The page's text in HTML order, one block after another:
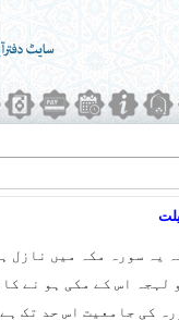
یہ سورہ مکہ میں نازل
لہجہ اس کے مکی ہو نے
کی جامعیت اس حد تک